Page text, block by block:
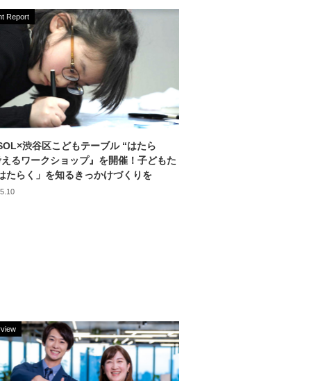
Report
渋谷区こどもテーブル “はたら
えるワークショップ』を開催！子どもた
たらく」を知るきっかけづくりを